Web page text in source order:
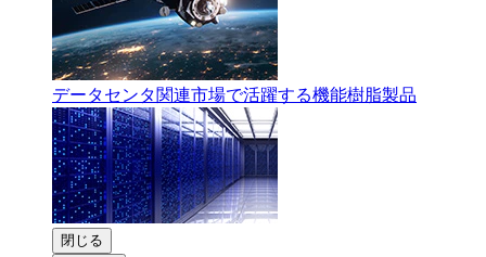
データセンタ関連市場で活躍する機能樹脂製品
閉じる